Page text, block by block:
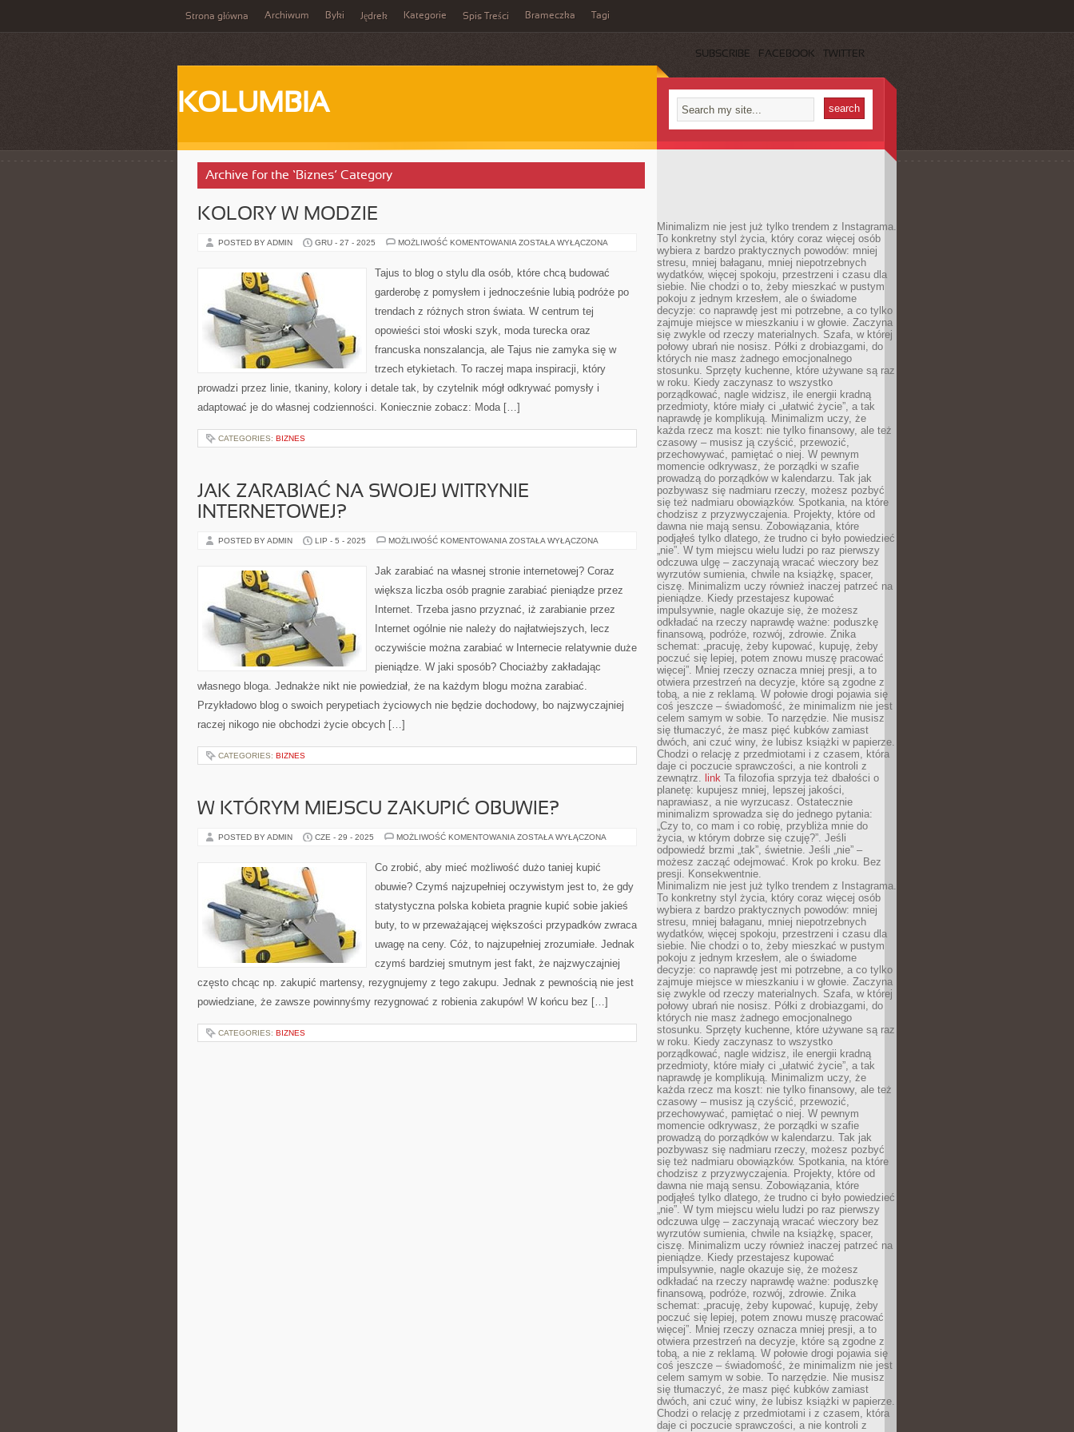
Strona główna Archiwum Byki Jędrek Kategorie Spis Treści Brameczka Tagi
SUBSCRIBE FACEBOOK TWITTER
KOLUMBIA
Archive for the ‘Biznes’ Category
KOLORY W MODZIE
POSTED BY ADMIN GRU - 27 - 2025 MOŻLIWOŚĆ KOMENTOWANIA KOLORY
ZOSTAŁA WYŁĄCZONA
Tajus to blog o stylu dla osób, które chcą budować
garderobę z pomysłem i jednocześnie lubią podróże po
trendach z różnych stron świata. W centrum tej
opowieści stoi włoski szyk, moda turecka oraz
francuska nonszalancja, ale Tajus nie zamyka się w
trzech etykietach. To raczej mapa inspiracji, który
prowadzi przez linie, tkaniny, kolory i detale tak, by czytelnik mógł odkrywać pomysły i
adaptować je do własnej codzienności. Koniecznie zobacz: Moda […]
CATEGORIES: BIZNES
JAK ZARABIAĆ NA SWOJEJ WITRYNIE
INTERNETOWEJ?
POSTED BY ADMIN LIP - 5 - 2025 MOŻLIWOŚĆ KOMENTOWANIA JAK
SWOJEJ
WITRYNIE
ZOSTAŁA WYŁĄCZONA
Jak zarabiać na własnej stronie internetowej? Coraz
większa liczba osób pragnie zarabiać pieniądze przez
Internet. Trzeba jasno przyznać, iż zarabianie przez
Internet ogólnie nie należy do najłatwiejszych, lecz
oczywiście można zarabiać w Internecie relatywnie duże
pieniądze. W jaki sposób? Chociażby zakładając
własnego bloga. Jednakże nikt nie powiedział, że na każdym blogu można zarabiać.
Przykładowo blog o swoich perypetiach życiowych nie będzie dochodowy, bo najzwyczajniej
raczej nikogo nie obchodzi życie obcych […]
CATEGORIES: BIZNES
W KTÓRYM MIEJSCU ZAKUPIĆ OBUWIE?
POSTED BY ADMIN CZE - 29 - 2025 MOŻLIWOŚĆ KOMENTOWANIA W
ZAKUPIĆ
OBUWIE?
ZOSTAŁA WYŁĄCZONA
Co zrobić, aby mieć możliwość dużo taniej kupić
obuwie? Czymś najzupełniej oczywistym jest to, że gdy
statystyczna polska kobieta pragnie kupić sobie jakieś
buty, to w przeważającej większości przypadków zwraca
uwagę na ceny. Cóż, to najzupełniej zrozumiałe. Jednak
czymś bardziej smutnym jest fakt, że najzwyczajniej
często chcąc np. zakupić martensy, rezygnujemy z tego zakupu. Jednak z pewnością nie jest
powiedziane, że zawsze powinnyśmy rezygnować z robienia zakupów! W końcu bez […]
CATEGORIES: BIZNES
Minimalizm nie jest już tylko trendem z Instagrama.
To konkretny styl życia, który coraz więcej osób
wybiera z bardzo praktycznych powodów: mniej
stresu, mniej bałaganu, mniej niepotrzebnych
wydatków, więcej spokoju, przestrzeni i czasu dla
siebie. Nie chodzi o to, żeby mieszkać w pustym
pokoju z jednym krzesłem, ale o świadome
decyzje: co naprawdę jest mi potrzebne, a co tylko
zajmuje miejsce w mieszkaniu i w głowie. Zaczyna
się zwykle od rzeczy materialnych. Szafa, w której
połowy ubrań nie nosisz. Półki z drobiazgami, do
których nie masz żadnego emocjonalnego
stosunku. Sprzęty kuchenne, które używane są raz
w roku. Kiedy zaczynasz to wszystko
porządkować, nagle widzisz, ile energii kradną
przedmioty, które miały ci „ułatwić życie”, a tak
naprawdę je komplikują. Minimalizm uczy, że
każda rzecz ma koszt: nie tylko finansowy, ale też
czasowy – musisz ją czyścić, przewozić,
przechowywać, pamiętać o niej. W pewnym
momencie odkrywasz, że porządki w szafie
prowadzą do porządków w kalendarzu. Tak jak
pozbywasz się nadmiaru rzeczy, możesz pozbyć
się też nadmiaru obowiązków. Spotkania, na które
chodzisz z przyzwyczajenia. Projekty, które od
dawna nie mają sensu. Zobowiązania, które
podjąłeś tylko dlatego, że trudno ci było powiedzieć
„nie”. W tym miejscu wielu ludzi po raz pierwszy
odczuwa ulgę – zaczynają wracać wieczory bez
wyrzutów sumienia, chwile na książkę, spacer,
ciszę. Minimalizm uczy również inaczej patrzeć na
pieniądze. Kiedy przestajesz kupować
impulsywnie, nagle okazuje się, że możesz
odkładać na rzeczy naprawdę ważne: poduszkę
finansową, podróże, rozwój, zdrowie. Znika
schemat: „pracuję, żeby kupować, kupuję, żeby
poczuć się lepiej, potem znowu muszę pracować
więcej”. Mniej rzeczy oznacza mniej presji, a to
otwiera przestrzeń na decyzje, które są zgodne z
tobą, a nie z reklamą. W połowie drogi pojawia się
coś jeszcze – świadomość, że minimalizm nie jest
celem samym w sobie. To narzędzie. Nie musisz
się tłumaczyć, że masz pięć kubków zamiast
dwóch, ani czuć winy, że lubisz książki w papierze.
Chodzi o relację z przedmiotami i z czasem, która
daje ci poczucie sprawczości, a nie kontroli z
zewnątrz. link Ta filozofia sprzyja też dbałości o
planetę: kupujesz mniej, lepszej jakości,
naprawiasz, a nie wyrzucasz. Ostatecznie
minimalizm sprowadza się do jednego pytania:
„Czy to, co mam i co robię, przybliża mnie do
życia, w którym dobrze się czuję?”. Jeśli
odpowiedź brzmi „tak”, świetnie. Jeśli „nie” –
możesz zacząć odejmować. Krok po kroku. Bez
presji. Konsekwentnie.
Minimalizm nie jest już tylko trendem z Instagrama.
To konkretny styl życia, który coraz więcej osób
wybiera z bardzo praktycznych powodów: mniej
stresu, mniej bałaganu, mniej niepotrzebnych
wydatków, więcej spokoju, przestrzeni i czasu dla
siebie. Nie chodzi o to, żeby mieszkać w pustym
pokoju z jednym krzesłem, ale o świadome
decyzje: co naprawdę jest mi potrzebne, a co tylko
zajmuje miejsce w mieszkaniu i w głowie. Zaczyna
się zwykle od rzeczy materialnych. Szafa, w której
połowy ubrań nie nosisz. Półki z drobiazgami, do
których nie masz żadnego emocjonalnego
stosunku. Sprzęty kuchenne, które używane są raz
w roku. Kiedy zaczynasz to wszystko
porządkować, nagle widzisz, ile energii kradną
przedmioty, które miały ci „ułatwić życie”, a tak
naprawdę je komplikują. Minimalizm uczy, że
każda rzecz ma koszt: nie tylko finansowy, ale też
czasowy – musisz ją czyścić, przewozić,
przechowywać, pamiętać o niej. W pewnym
momencie odkrywasz, że porządki w szafie
prowadzą do porządków w kalendarzu. Tak jak
pozbywasz się nadmiaru rzeczy, możesz pozbyć
się też nadmiaru obowiązków. Spotkania, na które
chodzisz z przyzwyczajenia. Projekty, które od
dawna nie mają sensu. Zobowiązania, które
podjąłeś tylko dlatego, że trudno ci było powiedzieć
„nie”. W tym miejscu wielu ludzi po raz pierwszy
odczuwa ulgę – zaczynają wracać wieczory bez
wyrzutów sumienia, chwile na książkę, spacer,
ciszę. Minimalizm uczy również inaczej patrzeć na
pieniądze. Kiedy przestajesz kupować
impulsywnie, nagle okazuje się, że możesz
odkładać na rzeczy naprawdę ważne: poduszkę
finansową, podróże, rozwój, zdrowie. Znika
schemat: „pracuję, żeby kupować, kupuję, żeby
poczuć się lepiej, potem znowu muszę pracować
więcej”. Mniej rzeczy oznacza mniej presji, a to
otwiera przestrzeń na decyzje, które są zgodne z
tobą, a nie z reklamą. W połowie drogi pojawia się
coś jeszcze – świadomość, że minimalizm nie jest
celem samym w sobie. To narzędzie. Nie musisz
się tłumaczyć, że masz pięć kubków zamiast
dwóch, ani czuć winy, że lubisz książki w papierze.
Chodzi o relację z przedmiotami i z czasem, która
daje ci poczucie sprawczości, a nie kontroli z